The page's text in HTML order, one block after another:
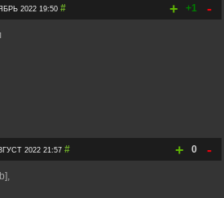
+ +1 -
2022 19:50 #
+ 0 -
2022 21:57 #